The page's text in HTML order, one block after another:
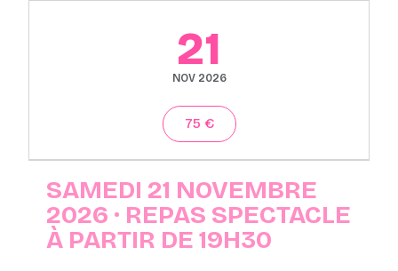
21
NOV 2026
75 €
SAMEDI 21 NOVEMBRE
2026 · REPAS SPECTACLE
À PARTIR DE 19H30